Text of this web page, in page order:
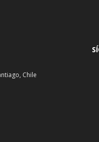
Chile